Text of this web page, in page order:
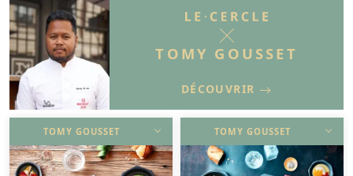
TOMY GOUSSET
DÉCOUVRIR
TOMY GOUSSET TOMY GOUSSET